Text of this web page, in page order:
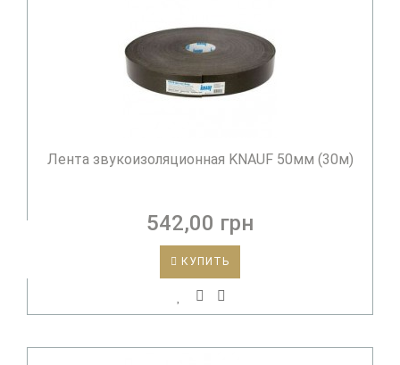
Лента звукоизоляционная KNAUF 50мм (30м)
542,00 грн
КУПИТЬ